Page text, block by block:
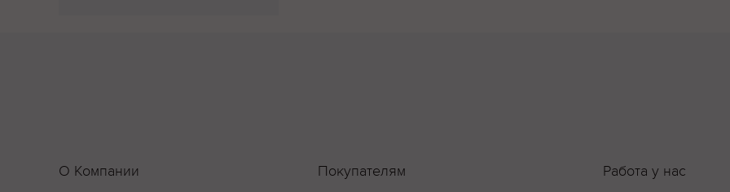
О Компании Покупателям Работа у нас